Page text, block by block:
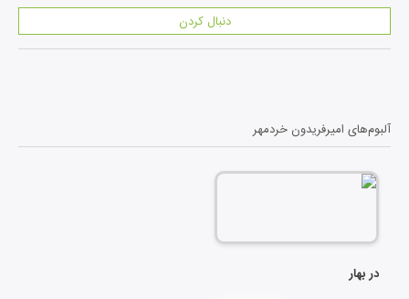
دنبال کردن
آلبوم‌های امیرفریدون خردمهر
در بهار